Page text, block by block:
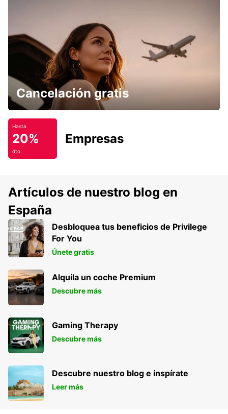
Cancelación gratis
Hasta
20%
dto.
Empresas
Artículos de nuestro blog en
España
Desbloquea tus beneficios de Privilege
For You
Únete gratis
Alquila un coche Premium
Descubre más
Gaming Therapy
Descubre más
Descubre nuestro blog e inspírate
Leer más